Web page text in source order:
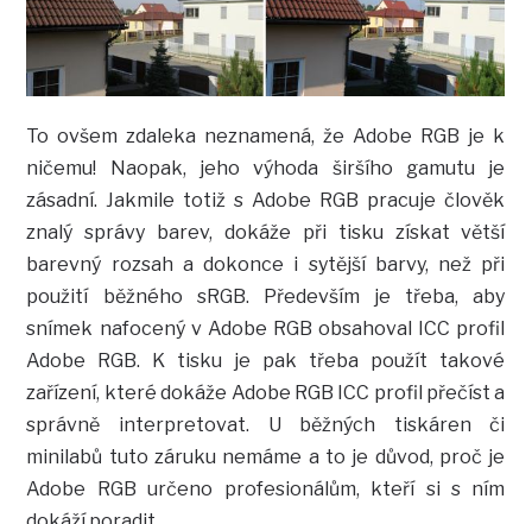
To ovšem zdaleka neznamená, že Adobe RGB je k
ničemu! Naopak, jeho výhoda širšího gamutu je
zásadní. Jakmile totiž s Adobe RGB pracuje člověk
znalý správy barev, dokáže při tisku získat větší
barevný rozsah a dokonce i sytější barvy, než při
použití běžného sRGB. Především je třeba, aby
snímek nafocený v Adobe RGB obsahoval ICC profil
Adobe RGB. K tisku je pak třeba použít takové
zařízení, které dokáže Adobe RGB ICC profil přečíst a
správně interpretovat. U běžných tiskáren či
minilabů tuto záruku nemáme a to je důvod, proč je
Adobe RGB určeno profesionálům, kteří si s ním